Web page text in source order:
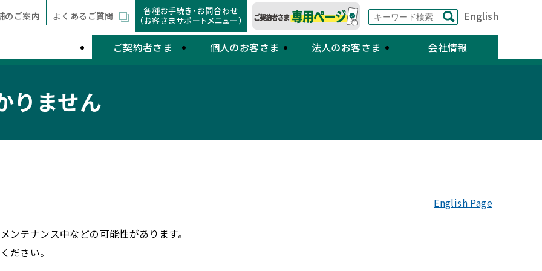
のご案内 よくあるご質問
各種お手続き・お問合わせ
（お客さまサポートメニュー）
English
ご契約者さま 個人のお客さま 法人のお客さま 会社情報
りません
English Page
テナンス中などの可能性があります。
ださい。